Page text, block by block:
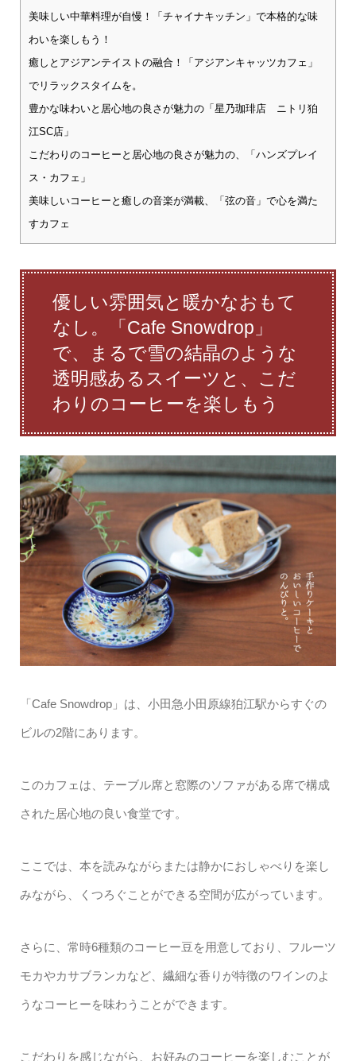
美味しい中華料理が自慢！「チャイナキッチン」で本格的な味
わいを楽しもう！
癒しとアジアンテイストの融合！「アジアンキャッツカフェ」
でリラックスタイムを。
豊かな味わいと居心地の良さが魅力の「星乃珈琲店 ニトリ狛
江SC店」
こだわりのコーヒーと居心地の良さが魅力の、「ハンズプレイ
ス・カフェ」
美味しいコーヒーと癒しの音楽が満載、「弦の音」で心を満た
すカフェ
優しい雰囲気と暖かなおもて
なし。「Cafe Snowdrop」
で、まるで雪の結晶のような
透明感あるスイーツと、こだ
わりのコーヒーを楽しもう
「Cafe Snowdrop」は、小田急小田原線狛江駅からすぐの
ビルの2階にあります。
このカフェは、テーブル席と窓際のソファがある席で構成
された居心地の良い食堂です。
ここでは、本を読みながらまたは静かにおしゃべりを楽し
みながら、くつろぐことができる空間が広がっています。
さらに、常時6種類のコーヒー豆を用意しており、フルーツ
モカやカサブランカなど、繊細な香りが特徴のワインのよ
うなコーヒーを味わうことができます。
こだわりを感じながら、お好みのコーヒーを楽しむことが